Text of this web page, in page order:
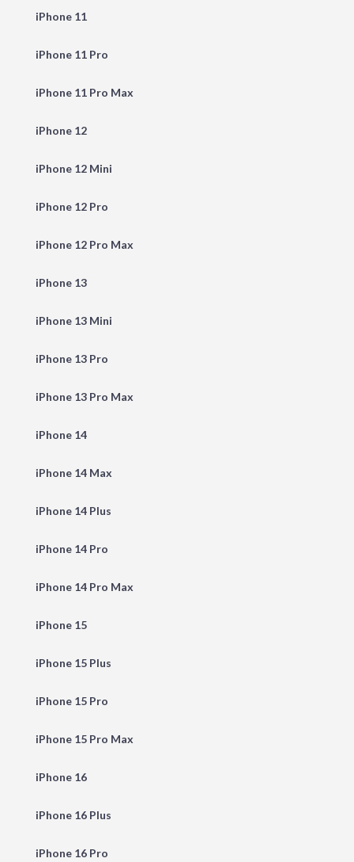
iPhone 11
iPhone 11 Pro
iPhone 11 Pro Max
iPhone 12
iPhone 12 Mini
iPhone 12 Pro
iPhone 12 Pro Max
iPhone 13
iPhone 13 Mini
iPhone 13 Pro
iPhone 13 Pro Max
iPhone 14
iPhone 14 Max
iPhone 14 Plus
iPhone 14 Pro
iPhone 14 Pro Max
iPhone 15
iPhone 15 Plus
iPhone 15 Pro
iPhone 15 Pro Max
iPhone 16
iPhone 16 Plus
iPhone 16 Pro